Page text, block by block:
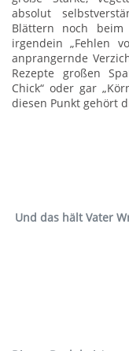
absolut
Blättern noch beim
irgendein „Fehlen
anprangernde
Rezepte großen
Chick“ oder gar
diesen Punkt gehört
Und das hält Vater